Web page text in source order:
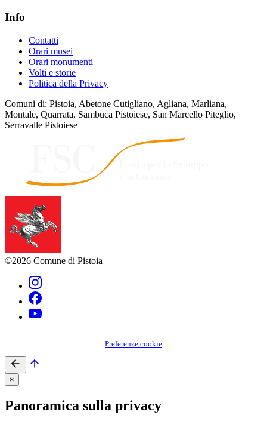
Info
Contatti
Orari musei
Orari monumenti
Volti e storie
Politica della Privacy
Comuni di: Pistoia, Abetone Cutigliano, Agliana, Marliana,
Montale, Quarrata, Sambuca Pistoiese, San Marcello Piteglio,
Serravalle Pistoiese
©2026 Comune di Pistoia
Preferenze cookie
×
Panoramica sulla privacy